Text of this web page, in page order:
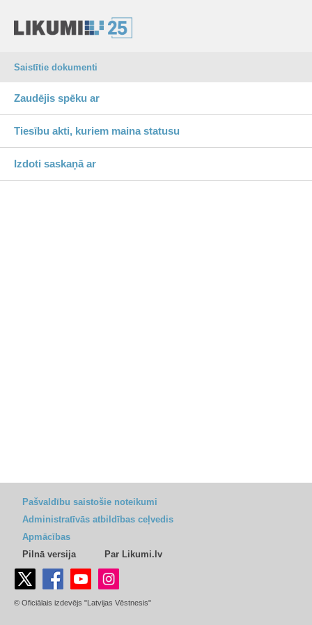
Saistītie dokumenti
Zaudējis spēku ar
Tiesību akti, kuriem maina statusu
Izdoti saskaņā ar
Pašvaldību saistošie noteikumi
Administratīvās atbildības ceļvedis
Apmācības
Pilnā versija
Par Likumi.lv
© Oficiālais izdevējs "Latvijas Vēstnesis"